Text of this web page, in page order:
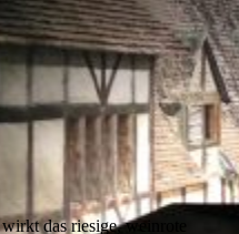
in Wittenberg
das riesige, weinrote